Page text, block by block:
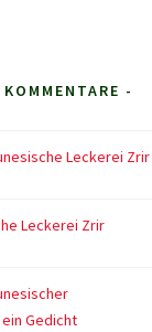
-
Leckerei Zrir
Leckerei Zrir
Gedicht